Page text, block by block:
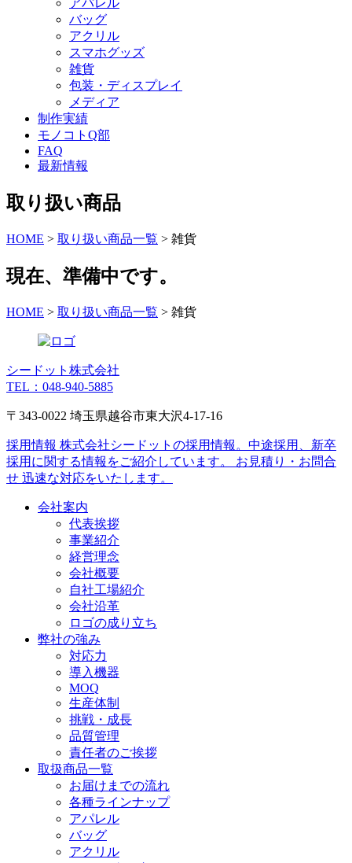
アパレル
バッグ
アクリル
スマホグッズ
雑貨
包装・ディスプレイ
メディア
制作実績
モノコトQ部
FAQ
最新情報
取り扱い商品
HOME > 取り扱い商品一覧 > 雑貨
現在、準備中です。
HOME > 取り扱い商品一覧 > 雑貨
シードット株式会社
TEL：048-940-5885
〒343-0022 埼玉県越谷市東大沢4-17-16
採用情報 株式会社シードットの採用情報。中途採用、新卒
採用に関する情報をご紹介しています。 お見積り・お問合
せ 迅速な対応をいたします。
会社案内
代表挨拶
事業紹介
経営理念
会社概要
自社工場紹介
会社沿革
ロゴの成り立ち
弊社の強み
対応力
導入機器
MOQ
生産体制
挑戦・成長
品質管理
責任者のご挨拶
取扱商品一覧
お届けまでの流れ
各種ラインナップ
アパレル
バッグ
アクリル